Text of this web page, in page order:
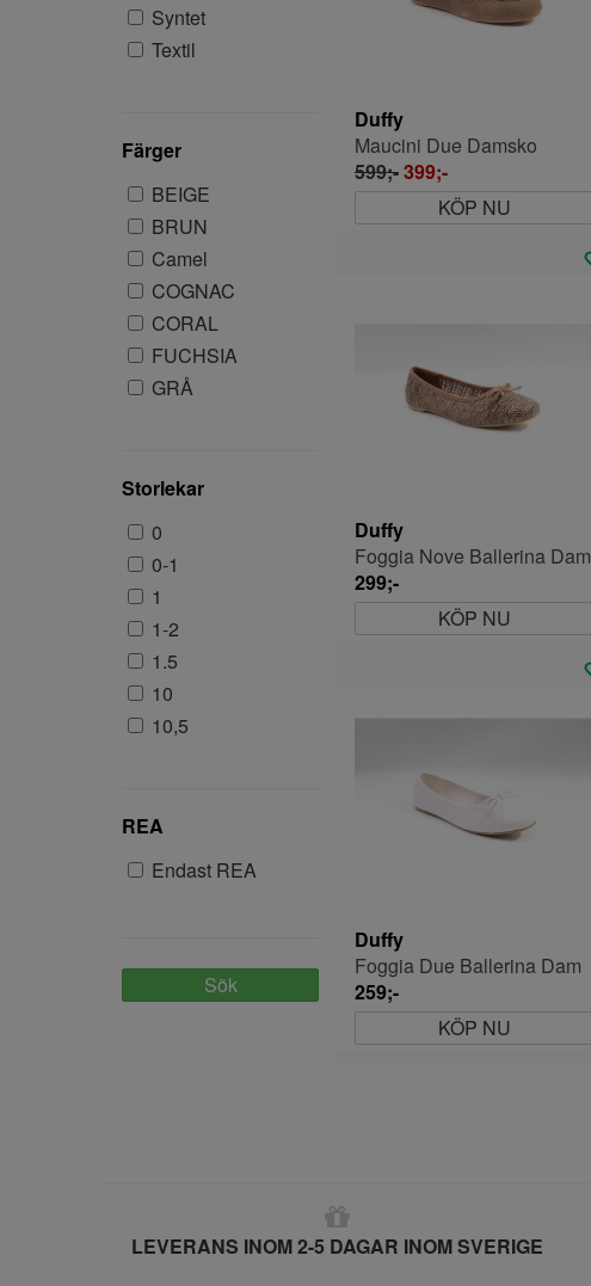
Syntet
Textil
Färger
BEIGE
BRUN
Camel
COGNAC
CORAL
FUCHSIA
GRÅ
MULTI
Orm
ROSA
RÖD
SILVER
SVART
TAUPE
VIT
Storlekar
0
0-1
1
1-2
1.5
10
10,5
10M-2ÅR
11
110-116
128
REA
Endast REA
Sök
Duffy
Maucini Due Damsko
599;-399;-
KÖP NU
Duffy
Foggia Nove Ballerina Dam
299;-
KÖP NU
Duffy
Foggia Due Ballerina Dam
259;-
KÖP NU
LEVERANS INOM 2-5 DAGAR INOM SVERIGE